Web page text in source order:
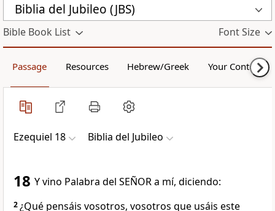
Biblia del Jubileo (JBS)
Bible Book List Font Size
Passage Resources Hebrew/Greek Your Content
Ezequiel 18 Biblia del Jubileo
18 Y vino Palabra del SEÑOR a mí, diciendo:
2¿Qué pensáis vosotros, vosotros que usáis este